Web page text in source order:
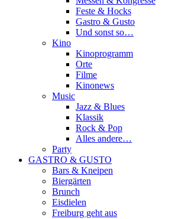
Feste & Hocks
Gastro & Gusto
Und sonst so…
Kino
Kinoprogramm
Orte
Filme
Kinonews
Music
Jazz & Blues
Klassik
Rock & Pop
Alles andere…
Party
GASTRO & GUSTO
Bars & Kneipen
Biergärten
Brunch
Eisdielen
Freiburg geht aus